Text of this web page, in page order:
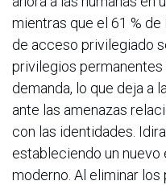
mientras que el 61 %
de acceso privilegiado
privilegios permanentes
demanda, lo que deja a
ante las amenazas
con las identidades.
estableciendo un nuevo
moderno. Al eliminar